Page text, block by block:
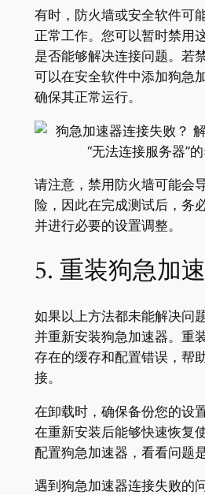
有时，防火墙或安全软件可
正常工作。您可以暂时禁用
是否能够解决连接问题。若
可以在安全软件中添加狗急
确保其正常运行。
请注意，禁用防火墙可能会
险，因此在完成测试后，务
并进行必要的设置调整。
5. 重装狗急加
如果以上方法都未能解决问
并重新安装狗急加速器。重
存在的缓存和配置错误，帮
接。
在卸载时，确保备份您的设
在重新安装后能够快速恢复
配置狗急加速器，看看问题
遇到狗急加速器连接失败的